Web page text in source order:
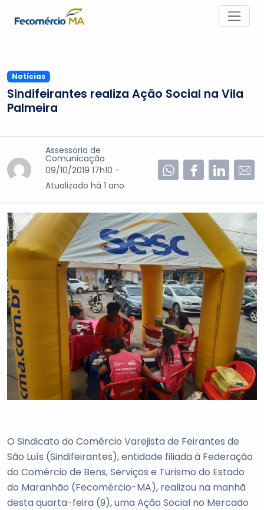
Notícias
Sindifeirantes realiza Ação Social na Vila
Palmeira
Assessoria de
Comunicação
09/10/2019 17h10 -
Atualizado há 1 ano
O Sindicato do Comércio Varejista de Feirantes de
São Luís (Sindifeirantes), entidade filiada à Federação
do Comércio de Bens, Serviços e Turismo do Estado
do Maranhão (Fecomércio-MA), realizou na manhã
desta quarta-feira (9), uma Ação Social no Mercado